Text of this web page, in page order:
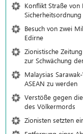
Konflikt Straße
Besuch von zwei
Edirne
Zionistische
zur Schwächung
Malaysias
ASEAN zu werden
Verstöße gegen
des Völkermords
Zionisten setzten